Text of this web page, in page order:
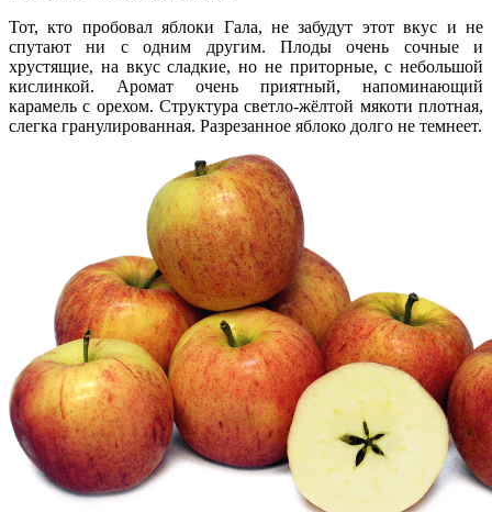
Тот, кто пробовал яблоки Гала, не забудут этот вкус и не
спутают ни с одним другим. Плоды очень сочные и
хрустящие, на вкус сладкие, но не приторные, с небольшой
кислинкой. Аромат очень приятный, напоминающий
карамель с орехом. Структура светло-жёлтой мякоти плотная,
слегка гранулированная. Разрезанное яблоко долго не темнеет.